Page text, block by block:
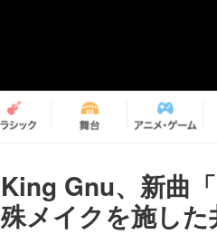
King Gnu、新曲
殊メイクを施し